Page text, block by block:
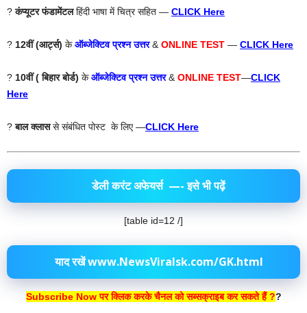
?कंप्यूटर फंडामेंटलहिंदी भाषा में चित्र सहित — CLICK Here
? 12वीं (आर्ट्स) केऑब्जेक्टिव प्रश्न उत्तर & ONLINE TEST — CLICK Here
? 10वीं ( बिहार बोर्ड) केऑब्जेक्टिव प्रश्न उत्तर& ONLINE TEST—CLICK
Here
?बाल क्लाससे संबंधित पोस्ट के लिए —CLICK Here
डेली करंट अफेयर्स —- इसे भी पढ़ें
[table id=12 /]
याद रखें www.NewsViralsk.com/GK.html
Subscribe Now पर क्लिक करके चैनल को सब्सक्राइब कर सकते हैं ??